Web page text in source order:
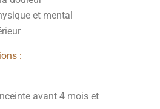
et mental
:
avant 4 mois et